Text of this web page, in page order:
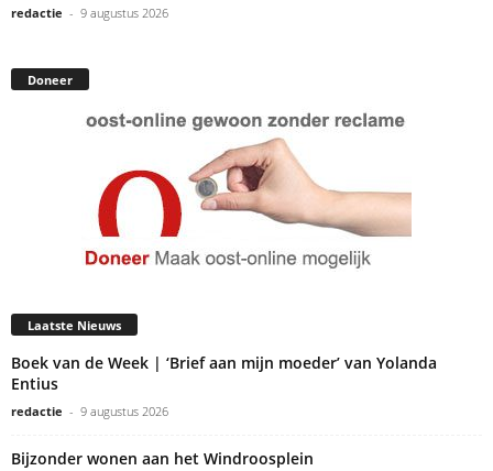
redactie - 9 augustus 2026
Doneer
Laatste Nieuws
Boek van de Week | ‘Brief aan mijn moeder’ van Yolanda
Entius
redactie - 9 augustus 2026
Bijzonder wonen aan het Windroosplein